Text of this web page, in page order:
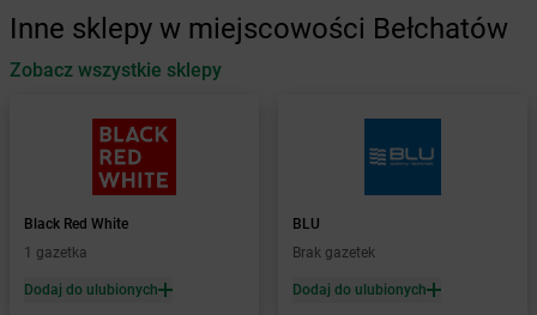
Żabka Automat
Żabka Babica
Babimost
Baborów
Baboszewo
Żabka Bachowice
Żabka Bądkowo
Żabka Bąków
Inne sklepy w miejscowości Bełchatów
Zobacz wszystkie sklepy
Black Red White
1 gazetka
Dodaj do ulubionych
BLU
Brak gazetek
Dodaj do ulubionych